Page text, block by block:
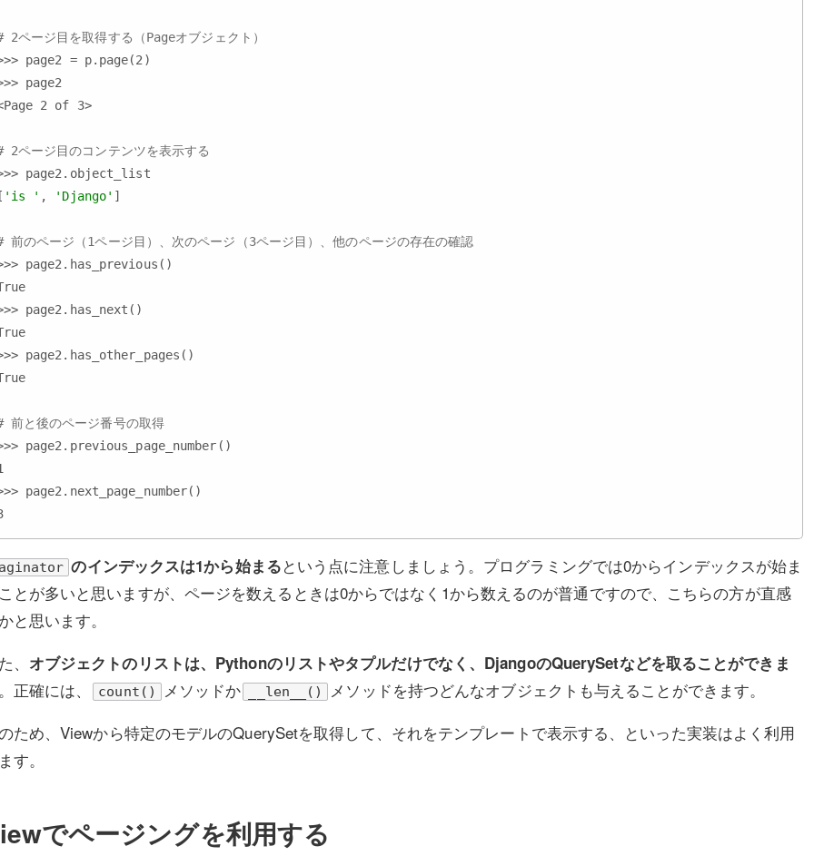
2ページ目を取得する（Pageオブジェクト）
page2 = p.page(2)
page2
2 of 3>
2ページ目のコンテンツを表示する
page2.object_list
[ 'is ' , 'Django' ]
前のページ（1ページ目）、次のページ（3ページ目）、他のページの存在の確認
page2.has_previous()
page2.has_next()
page2.has_other_pages()
前と後のページ番号の取得
page2.previous_page_number()
page2.next_page_number()
3
のインデックスは1から始まるという点に注意しましょう。プログラミングでは0からインデックスが始ま
とが多いと思いますが、ページを数えるときは0からではなく1から数えるのが普通ですので、こちらの方が直感
と思います。
、 オブジェクトのリストは、Pythonのリストやタプルだけでなく、DjangoのQuerySetなどを取ることができま
正確には、 count() メソッドか __len__()
メソッドを持つどんなオブジェクトも与えることができます。
ため、Viewから特定のモデルのQuerySetを取得して、それをテンプレートで表示する、といった実装はよく利用
す。
でページングを利用する